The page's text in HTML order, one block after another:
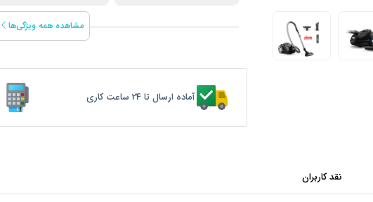
مشاهده همه ویژگی‌ها
آماده ارسال تا 24 ساعت کاری
نقد کاربران